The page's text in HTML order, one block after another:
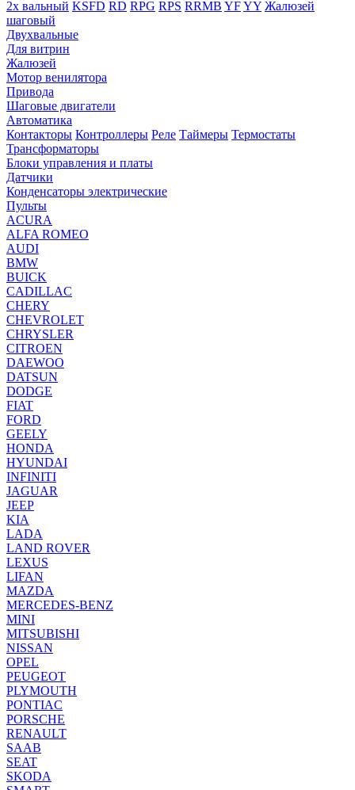
2х вальный KSFD RD RPG RPS RRMB YFYY Жалюзей
шаговый
Двухвальные
Для витрин
Жалюзей
Мотор венилятора
Привода
Шаговые двигатели
Автоматика
Контакторы Контроллеры Реле Таймеры Термостаты
Трансформаторы
Блоки управления и платы
Датчики
Конденсаторы электрические
Пульты
ACURA
ALFA ROMEO
AUDI
BMW
BUICK
CADILLAC
CHERY
CHEVROLET
CHRYSLER
CITROEN
DAEWOO
DATSUN
DODGE
FIAT
FORD
GEELY
HONDA
HYUNDAI
INFINITI
JAGUAR
JEEP
KIA
LADA
LAND ROVER
LEXUS
LIFAN
MAZDA
MERCEDES-BENZ
MINI
MITSUBISHI
NISSAN
OPEL
PEUGEOT
PLYMOUTH
PONTIAC
PORSCHE
RENAULT
SAAB
SEAT
SKODA